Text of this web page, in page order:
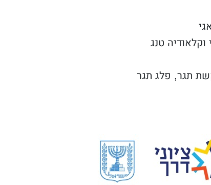
טנג
תגר, פלג תגר